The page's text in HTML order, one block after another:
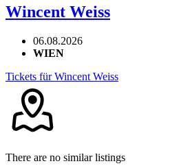
Wincent Weiss
06.08.2026
WIEN
Tickets für Wincent Weiss
There are no similar listings